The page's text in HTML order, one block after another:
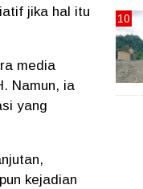
jika hal itu
media
Namun, ia
yang
kejadian